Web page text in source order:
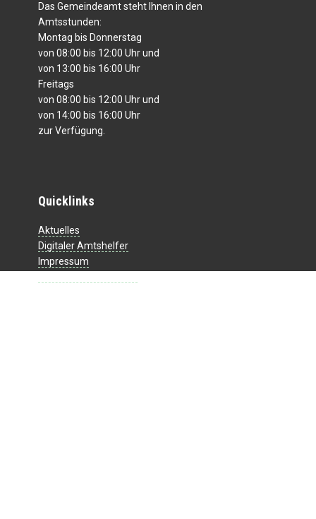
Das Gemeindeamt steht Ihnen in den
Amtsstunden:
Montag bis Donnerstag
von 08:00 bis 12:00 Uhr und
von 13:00 bis 16:00 Uhr
Freitags
von 08:00 bis 12:00 Uhr und
von 14:00 bis 16:00 Uhr
zur Verfügung.
Quicklinks
Aktuelles
Digitaler Amtshelfer
Impressum